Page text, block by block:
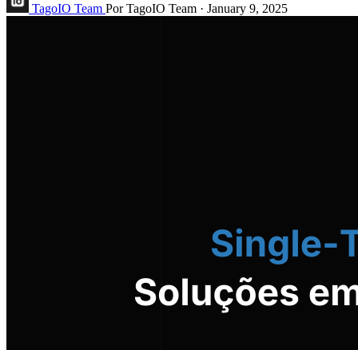
TagoIO Team Por TagoIO Team · January 9, 2025